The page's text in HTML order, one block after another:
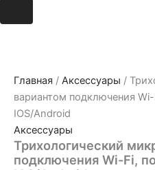
Главная / Аксессуары /
вариантом подключения
IOS/Android
Аксессуары
Трихологический
подключения Wi-Fi,